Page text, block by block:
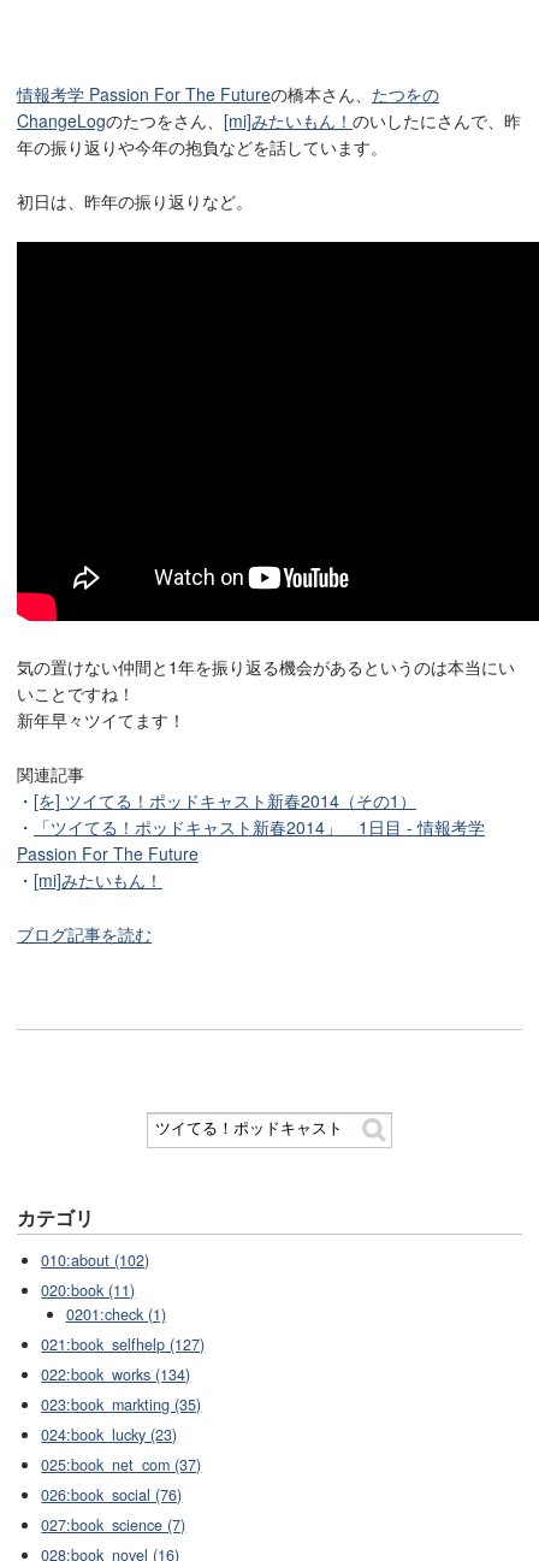
情報考学 Passion For The Futureの橋本さん、 たつをの
ChangeLogのたつをさん、 [mi]みたいもん！ のいしたにさんで、昨
年の振り返りや今年の抱負などを話しています。
初日は、昨年の振り返りなど。
気の置けない仲間と1年を振り返る機会があるというのは本当にい
いことですね！
新年早々ツイてます！
関連記事
・ [を] ツイてる！ポッドキャスト新春2014（その1）
・
「ツイてる！ポッドキャスト新春2014」 1日目 - 情報考学
Passion For The Future
・ [mi]みたいもん！
ブログ記事を読む
カテゴリ
010:about (102)
020:book (11)
0201:check (1)
021:book_selfhelp (127)
022:book_works (134)
023:book_markting (35)
024:book_lucky (23)
025:book_net_com (37)
026:book_social (76)
027:book_science (7)
028:book_novel (16)